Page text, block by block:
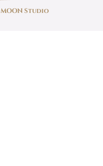
MOON Studio